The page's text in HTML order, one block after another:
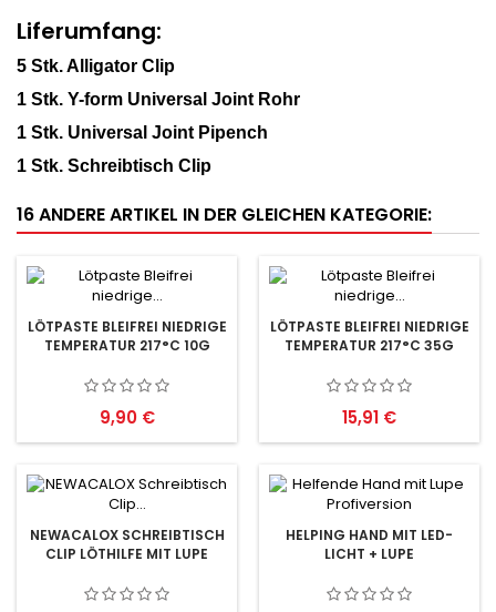
Liferumfang:
5 Stk. Alligator Clip
1 Stk. Y-form Universal Joint Rohr
1 Stk. Universal Joint Pipench
1 Stk. Schreibtisch Clip
16 ANDERE ARTIKEL IN DER GLEICHEN KATEGORIE:
LÖTPASTE BLEIFREI NIEDRIGE
TEMPERATUR 217°C 10G
Preis
9,90 €
LÖTPASTE BLEIFREI NIEDRIGE
TEMPERATUR 217°C 35G
Preis
15,91 €
NEWACALOX SCHREIBTISCH
CLIP LÖTHILFE MIT LUPE
HELPING HAND MIT LED-
LICHT + LUPE